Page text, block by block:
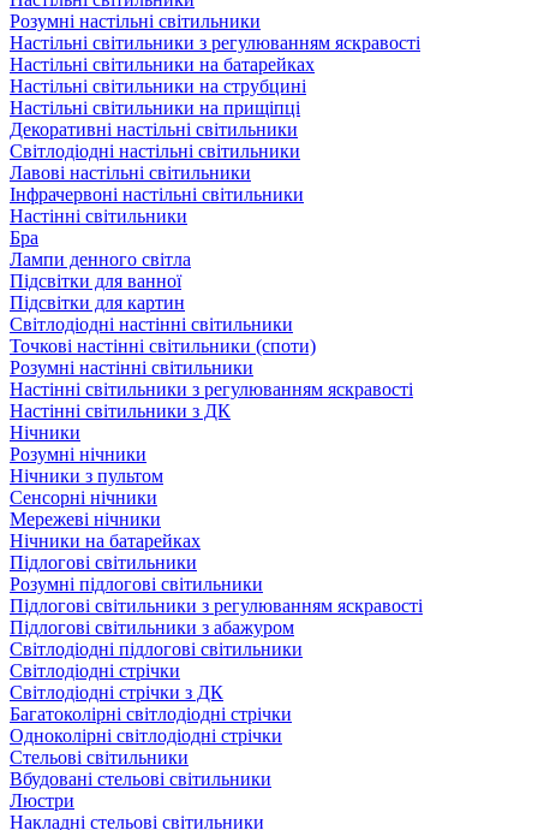
Розумні настільні світильники
Настільні світильники з регулюванням яскравості
Настільні світильники на батарейках
Настільні світильники на струбцині
Настільні світильники на прищіпці
Декоративні настільні світильники
Світлодіодні настільні світильники
Лавові настільні світильники
Інфрачервоні настільні світильники
Настінні світильники
Бра
Лампи денного світла
Підсвітки для ванної
Підсвітки для картин
Світлодіодні настінні світильники
Точкові настінні світильники (споти)
Розумні настінні світильники
Настінні світильники з регулюванням яскравості
Настінні світильники з ДК
Нічники
Розумні нічники
Нічники з пультом
Сенсорні нічники
Мережеві нічники
Нічники на батарейках
Підлогові світильники
Розумні підлогові світильники
Підлогові світильники з регулюванням яскравості
Підлогові світильники з абажуром
Світлодіодні підлогові світильники
Світлодіодні стрічки
Світлодіодні стрічки з ДК
Багатоколірні світлодіодні стрічки
Одноколірні світлодіодні стрічки
Стельові світильники
Вбудовані стельові світильники
Люстри
Накладні стельові світильники